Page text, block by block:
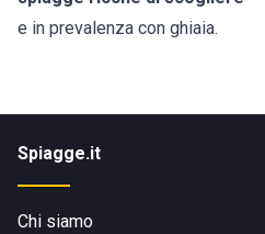
e in prevalenza con ghiaia.
Spiagge.it
Chi siamo